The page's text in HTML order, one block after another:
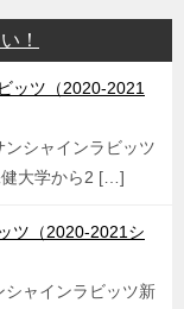
！
ッツ（2020-2021
シャインラビッツ
健大学から2 […]
ツ（2020-2021シ
ャインラビッツ新